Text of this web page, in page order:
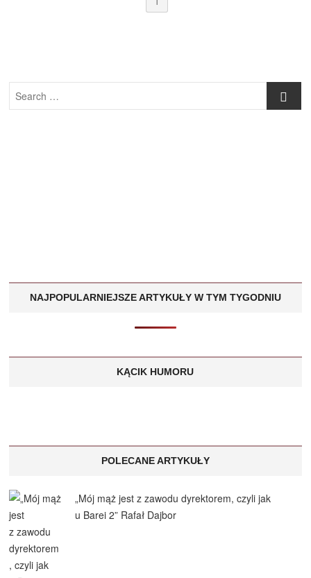
Search
…
NAJPOPULARNIEJSZE ARTYKUŁY W TYM TYGODNIU
KĄCIK HUMORU
POLECANE ARTYKUŁY
„Mój mąż jest z zawodu dyrektorem, czyli jak
u Barei 2” Rafał Dajbor